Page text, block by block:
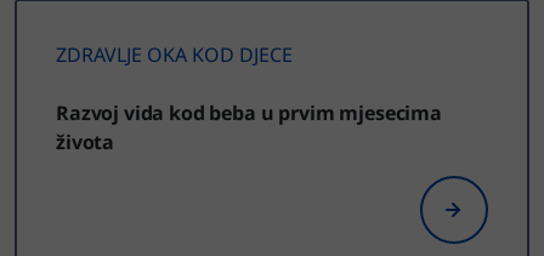
ZDRAVLJE OKA KOD DJECE
Razvoj vida kod beba u prvim mjesecima
života